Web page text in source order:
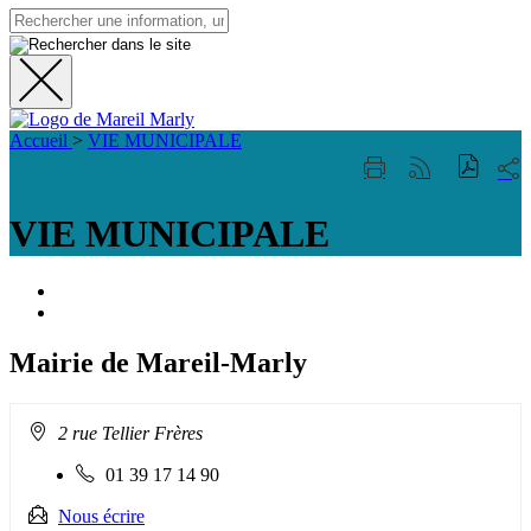
Fermer
la
recherche
Accueil > VIE MUNICIPALE
ImprimerGénérer
sur
VIE MUNICIPALE
Mairie de Mareil-Marly
Adresse2 rue Tellier Frères
Téléphone
:
01 39 17 14 90
Nous écrire